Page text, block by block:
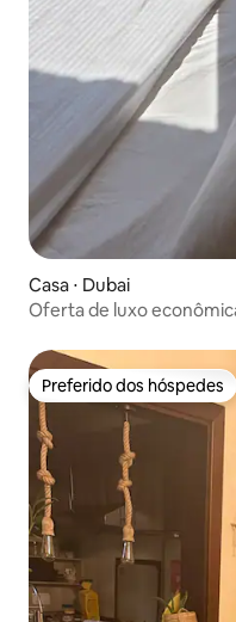
Casa ⋅ Dubai
Oferta de luxo
Preferido dos hóspedes
Preferido dos hóspedes